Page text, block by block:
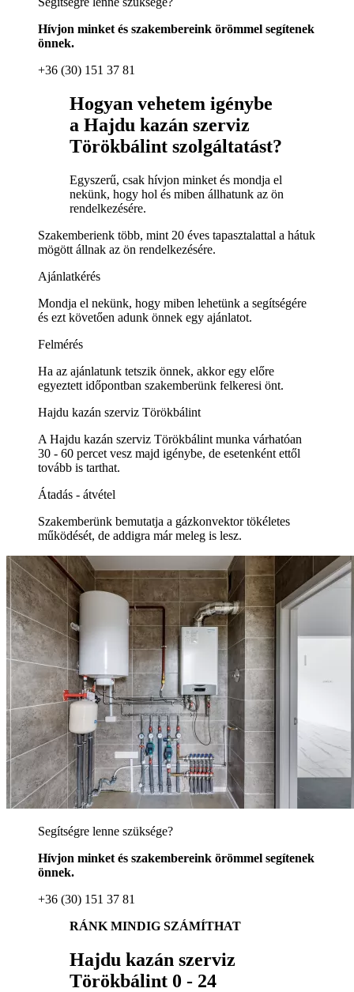
Hívjon minket és szakembereink örömmel segítenek
önnek.
+36 (30) 151 37 81
Hogyan vehetem igénybe
a Hajdu kazán szerviz
Törökbálint szolgáltatást?
Egyszerű, csak hívjon minket és mondja el
nekünk, hogy hol és miben állhatunk az ön
rendelkezésére.
Szakemberienk több, mint 20 éves tapasztalattal a hátuk
mögött állnak az ön rendelkezésére.
Ajánlatkérés
Mondja el nekünk, hogy miben lehetünk a segítségére
és ezt követően adunk önnek egy ajánlatot.
Felmérés
Ha az ajánlatunk tetszik önnek, akkor egy előre
egyeztett időpontban szakemberünk felkeresi önt.
Hajdu kazán szerviz Törökbálint
A Hajdu kazán szerviz Törökbálint munka várhatóan
30 - 60 percet vesz majd igénybe, de esetenként ettől
tovább is tarthat.
Átadás - átvétel
Szakemberünk bemutatja a gázkonvektor tökéletes
működését, de addigra már meleg is lesz.
Segítségre lenne szüksége?
Hívjon minket és szakembereink örömmel segítenek
önnek.
+36 (30) 151 37 81
RÁNK MINDIG SZÁMÍTHAT
Hajdu kazán szerviz
Törökbálint 0 - 24